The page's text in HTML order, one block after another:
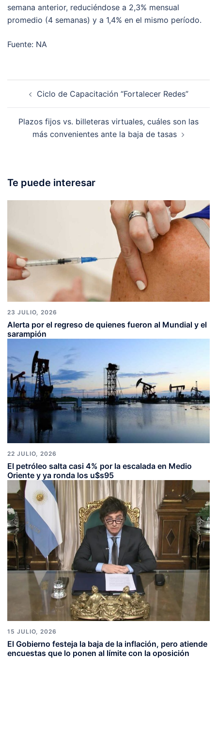
semana anterior, reduciéndose a 2,3% mensual
promedio (4 semanas) y a 1,4% en el mismo período.
Fuente: NA
navigation
Ciclo de Capacitación “Fortalecer Redes”
Plazos fijos vs. billeteras virtuales, cuáles son las
más convenientes ante la baja de tasas
Te puede interesar
23 JULIO, 2026
Alerta por el regreso de quienes fueron al Mundial y el
sarampión
22 JULIO, 2026
El petróleo salta casi 4% por la escalada en Medio
Oriente y ya ronda los u$s95
15 JULIO, 2026
El Gobierno festeja la baja de la inflación, pero atiende
encuestas que lo ponen al límite con la oposición